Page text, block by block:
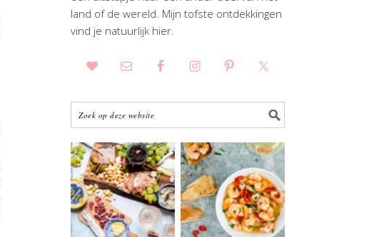
land of de wereld. Mijn tofste ontdekkingen
vind je natuurlijk hier.